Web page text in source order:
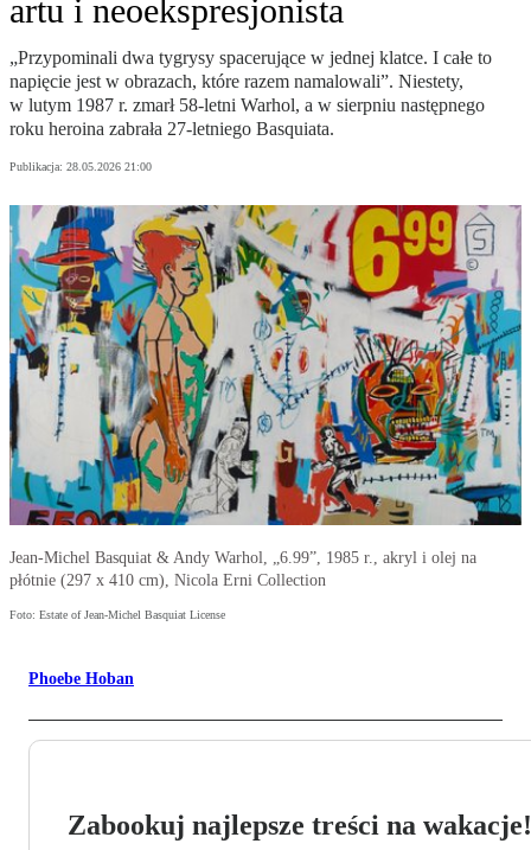
artu i neoekspresjonista
„Przypominali dwa tygrysy spacerujące w jednej klatce. I całe to
napięcie jest w obrazach, które razem namalowali”. Niestety,
w lutym 1987 r. zmarł 58-letni Warhol, a w sierpniu następnego
roku heroina zabrała 27-letniego Basquiata.
Publikacja: 28.05.2026 21:00
Jean-Michel Basquiat & Andy Warhol, „6.99”, 1985 r., akryl i olej na
płótnie (297 x 410 cm), Nicola Erni Collection
Foto: Estate of Jean-Michel Basquiat License
Phoebe Hoban
Zabookuj najlepsze treści na wakacje!